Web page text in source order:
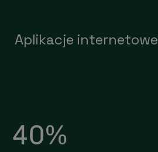
Aplikacje internetowe
40%